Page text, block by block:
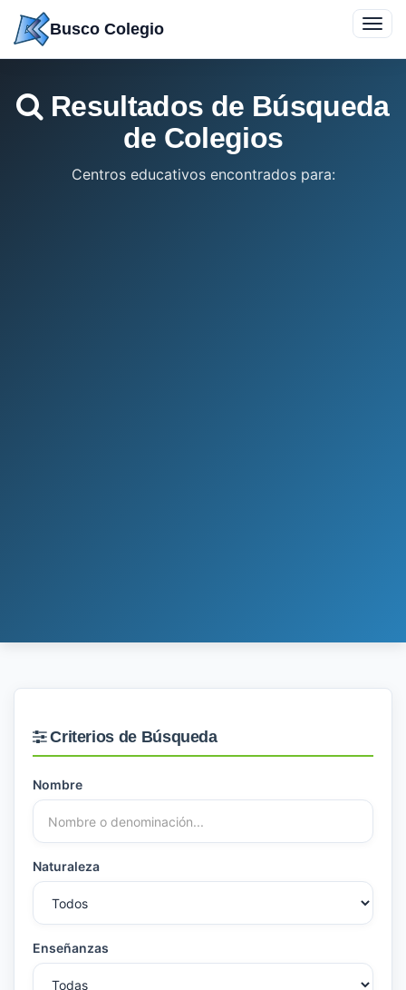
contenido
Busco Colegio
Resultados de Búsqueda
de Colegios
Centros educativos encontrados para:
Criterios de Búsqueda
Nombre
Naturaleza
Enseñanzas